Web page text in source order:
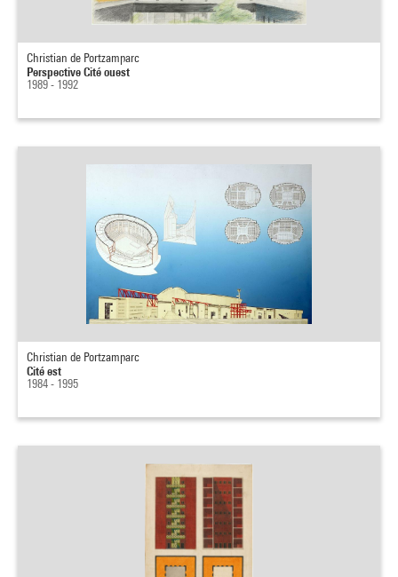
Christian de Portzamparc
Perspective Cité ouest
1989 - 1992
Christian de Portzamparc
Cité est
1984 - 1995